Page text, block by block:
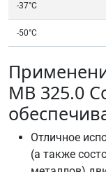
-37°C
-50°C
MB 325.0
Отличное
(а также